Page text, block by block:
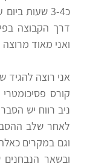
קורסי
פסיכומטרי
ממליצים
למבחני
מיון
לעבודה
ניב
רווח
חיפוש
לימודים
כ3-4 שעות
דרך הקבוצה
ואני מאוד מרוצה
אני רוצה להגיד
קורס
ניב רווח יש
לאחר שלב
וגם במקרים
ובשאר